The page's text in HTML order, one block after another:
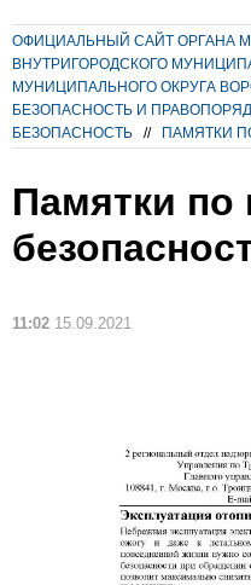
ОФИЦИАЛЬНЫЙ САЙТ ОРГАНА
ВНУТРИГОРОДСКОГО
МУНИЦИПАЛЬНОГО ОКРУГА
БЕЗОПАСНОСТЬ И
БЕЗОПАСНОСТЬ
// ПАМЯТКИ
Памятки по
11:02 15.09.2021